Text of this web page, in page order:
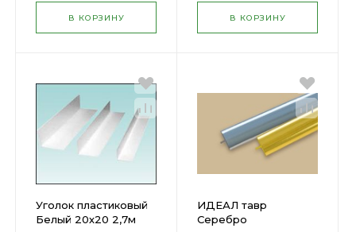
В КОРЗИНУ В КОРЗИНУ
Уголок пластиковый
Белый 20х20 2,7м
ИДЕАЛ тавр
Серебро